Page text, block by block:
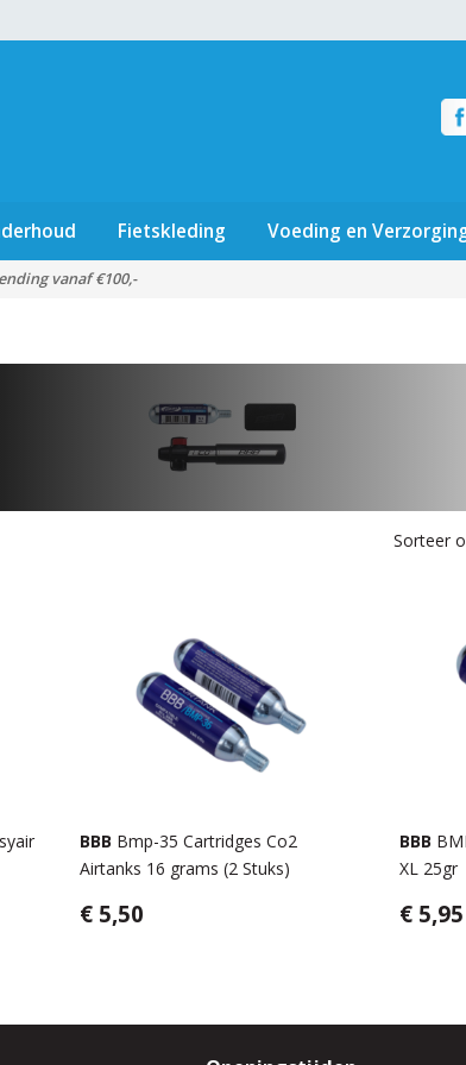
Fietskleding Voeding en
vanaf €100,-
Sorteer
BBB Bmp-35 Cartridges Co2
Airtanks 16 grams (2 Stuks)
€ 5,50
BBB
XL 25gr
€ 5,95